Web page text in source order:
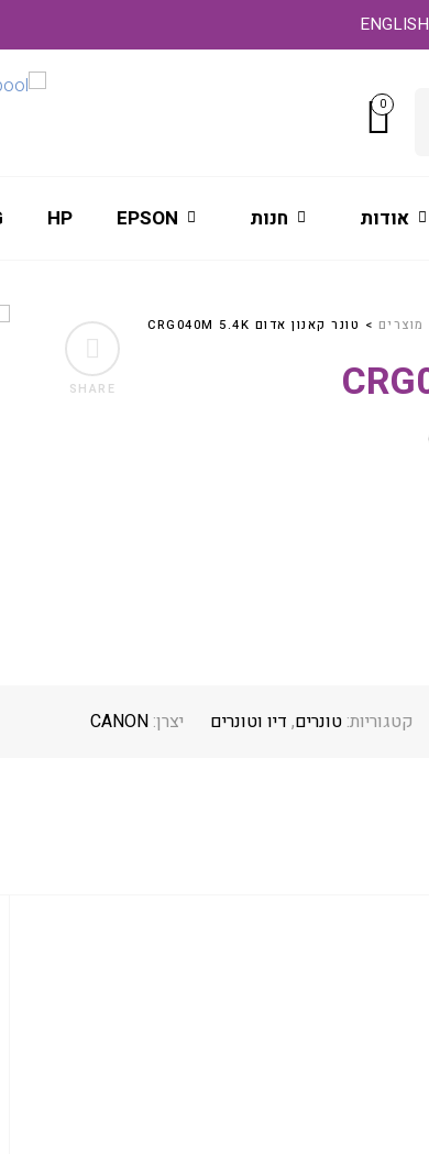
ENGLISH
0
אודות חנות EPSON
HP
SHARE
מוצרים > טונר קאנון אדום CRG040M 5.4K
קטגוריות: טונרים, דיו וטונרים יצרן: CANON